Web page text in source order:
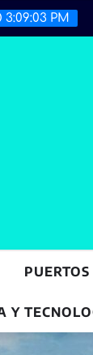
3:09:04 PM
PUERTOS
Y